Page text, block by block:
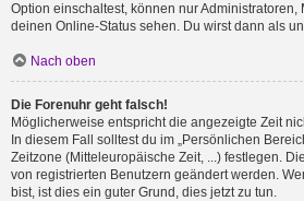
Option einschaltest, können nur
deinen Online-Status sehen. Du wirst dann als
Nach oben
Die Forenuhr geht falsch!
Möglicherweise entspricht die angezeigte Zeit
In diesem Fall solltest du im „Persönlichen
Zeitzone (Mitteleuropäische Zeit, ...) festlegen.
von registrierten Benutzern geändert werden.
bist, ist dies ein guter Grund, dies jetzt zu tun.